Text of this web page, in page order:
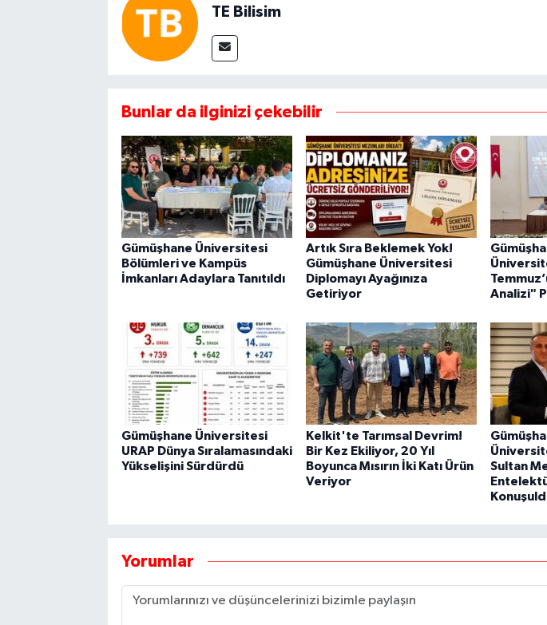
TE Bilisim
Bunlar da ilginizi çekebilir
Gümüşhane Üniversitesi
Bölümleri ve Kampüs
İmkanları Adaylara Tanıtıldı
Artık Sıra Beklemek Yok!
Gümüşhane Üniversitesi
Diplomayı Ayağınıza
Getiriyor
Analizi"
Gümüşhane Üniversitesi
URAP Dünya Sıralamasındaki
Yükselişini Sürdürdü
Kelkit'te Tarımsal Devrim!
Bir Kez Ekiliyor, 20 Yıl
Boyunca Mısırın İki Katı Ürün
Veriyor
Sultan
Yorumlar